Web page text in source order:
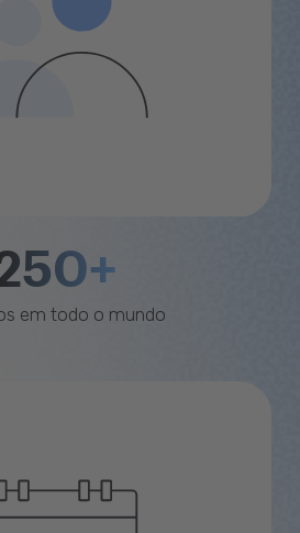
em todo o mundo